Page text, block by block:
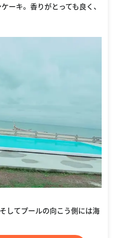
ーキ。 香りがとっても良く、
してプールの向こう側には海